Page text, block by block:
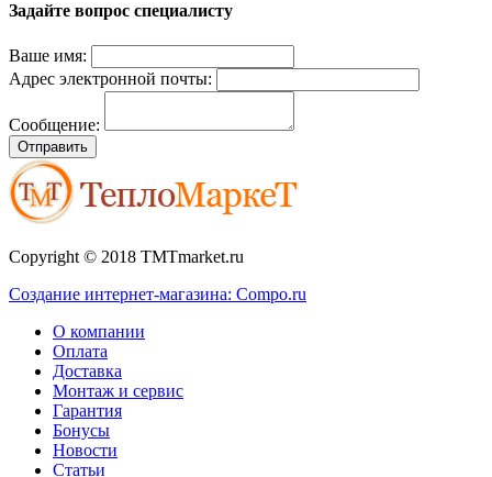
Задайте вопрос специалисту
Ваше имя:
Адрес электронной почты:
Сообщение:
Отправить
Copyright © 2018 TMTmarket.ru
Создание интернет-магазина: Compo.ru
О компании
Оплата
Доставка
Монтаж и сервис
Гарантия
Бонусы
Новости
Статьи